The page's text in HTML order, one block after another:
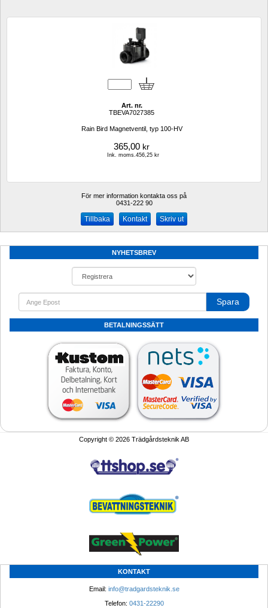
Art. nr.
TBEVA7027385
Rain Bird Magnetventil, typ 100-HV
365,00 kr
Ink. moms.456,25 kr
För mer information kontakta oss på
0431-222 90
Kontakt Skriv ut
NYHETSBREV
Spara
BETALNINGSSÄTT
Copyright © 2026 Trädgårdsteknik AB
KONTAKT
Email: info@tradgardsteknik.se
Telefon: 0431-22290